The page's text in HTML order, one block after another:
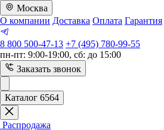
Москва
О компании Доставка Оплата Гарантия
8 800 500-47-13 +7 (495) 780-99-55
пн-пт: 9:00-19:00, сб: до 15:00
Заказать звонок
Каталог 6564
Распродажа